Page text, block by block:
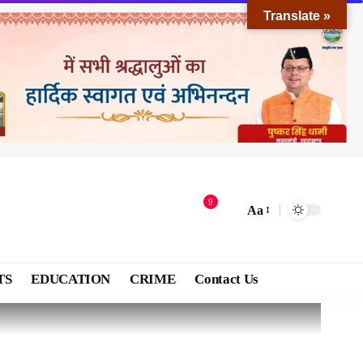
9
Aa
EDUCATION CRIME Contact Us
Translate »